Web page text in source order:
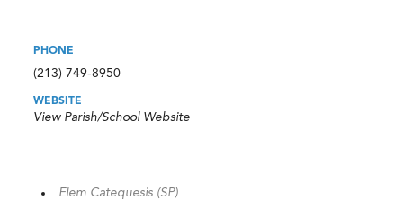
PHONE
(213) 749-8950
WEBSITE
View Parish/School Website
Elem Catequesis (SP)